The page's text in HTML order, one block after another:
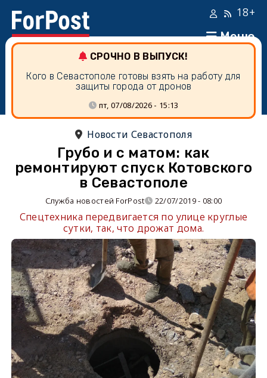
Меню
18+
СРОЧНО В ВЫПУСК!
Кого в Севастополе готовы взять на работу для
защиты города от дронов
пт, 07/08/2026 - 15:13
Новости Севастополя
Грубо и с матом: как
ремонтируют спуск Котовского
в Севастополе
Служба новостей ForPost 22/07/2019 - 08:00
Спецтехника передвигается по улице круглые
сутки, так, что дрожат дома.